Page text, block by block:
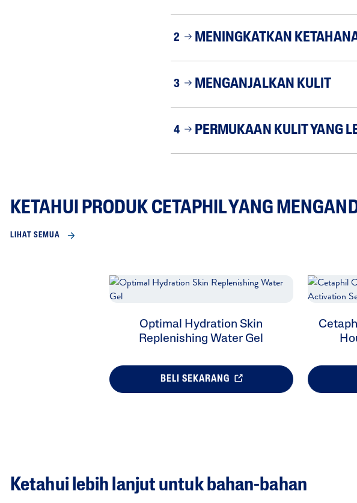
2 MENINGKATKAN
3 MENGANJALKAN KULIT
4 PERMUKAAN KULIT YANG
KETAHUI PRODUK CETAPHIL YANG
LIHAT SEMUA
Optimal Hydration Skin
Replenishing Water Gel
BELI SEKARANG
Ketahui lebih lanjut untuk bahan-bahan